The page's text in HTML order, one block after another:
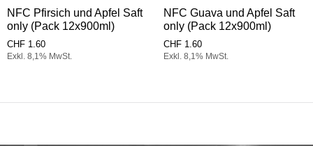
NFC Pfirsich und Apfel Saft
only (Pack 12x900ml)
CHF 1.60
Exkl. 8,1% MwSt.
NFC Guava und Apfel Saft
only (Pack 12x900ml)
CHF 1.60
Exkl. 8,1% MwSt.